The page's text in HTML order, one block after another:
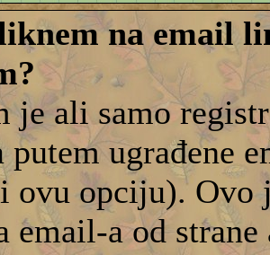
na email
je ali samo
putem ugrađene
ovu opciju). Ovo
email-a od